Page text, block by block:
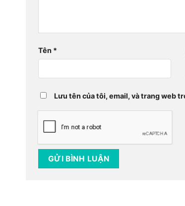
Tên *
Lưu tên của tôi, email, và trang web